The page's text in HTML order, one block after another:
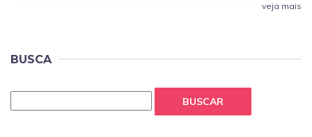
veja mais
BUSCA
BUSCAR